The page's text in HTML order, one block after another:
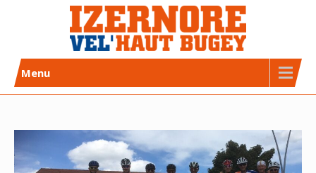
Izernore Vel’Haut Bugey
CLUB DE CYCLISME AFFILIÉ FFC
Menu